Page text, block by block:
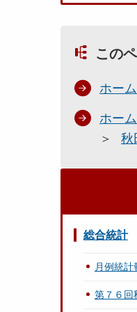
この
ホーム
ホーム
秋
総合統計
月例統計
第７６回